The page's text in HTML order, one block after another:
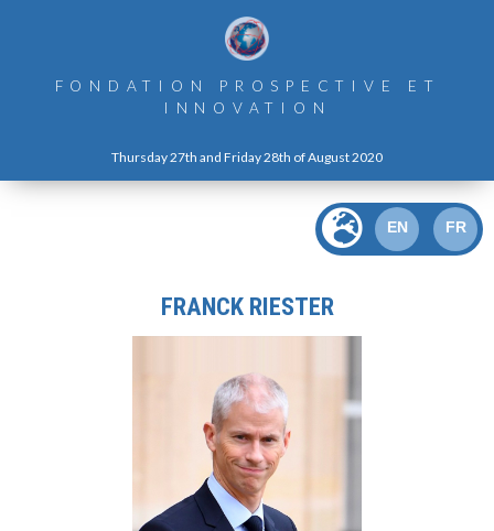
FONDATION PROSPECTIVE ET
INNOVATION
Thursday 27th and Friday 28th of August 2020
EN FR
FRANCK RIESTER